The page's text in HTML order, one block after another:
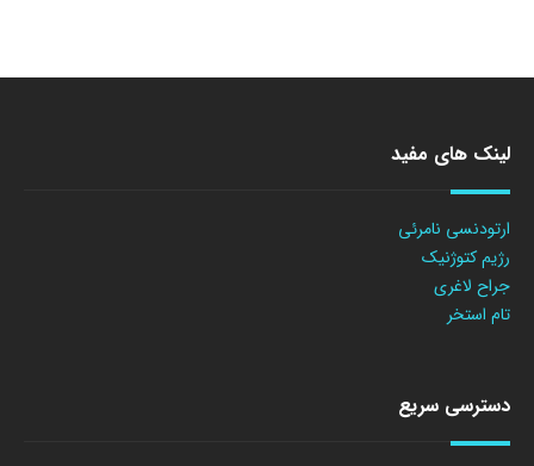
لینک های مفید
ارتودنسی نامرئی
رژیم کتوژنیک
جراح لاغری
تام استخر
دسترسی سریع